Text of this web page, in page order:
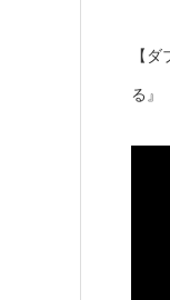
【
る』